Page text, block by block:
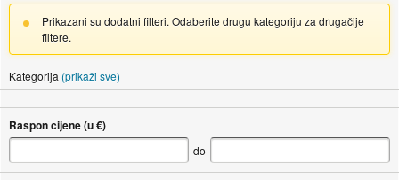
Prikazani su dodatni filteri. Odaberite drugu kategoriju za drugačije
filtere.
Kategorija (prikaži sve)
Raspon cijene (u €)
do